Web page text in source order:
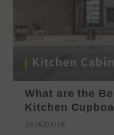
What are the
Kitchen
2026/03/18